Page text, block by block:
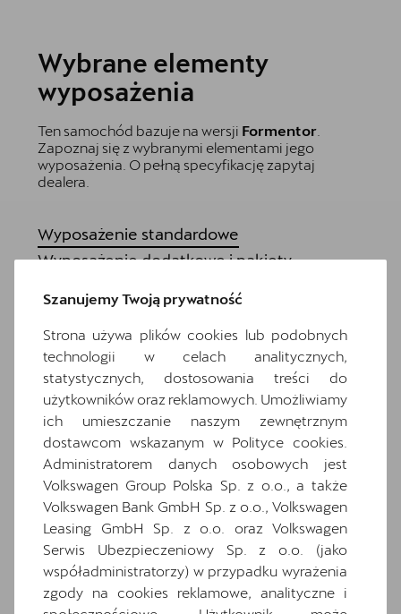
Wybrane elementy
wyposażenia
Ten samochód bazuje na wersji Formentor
Zapoznaj się z wybranymi elementami jego
wyposażenia. O pełną specyfikację zapytaj
dealera.
Wyposażenie standardowe
Wyposażenie dodatkowe i pakiety
kolorze srebrnym
6 głośników
7 poduszek powietrznych (2 przednie, 2
boczne, 2 kurtyny powietrzne, poduszka
centralna)
Awaryjne wspomaganie kierowaniem i
asystent skrętu
Czarna tapicerka Dinamica
Dwupoziomowa podłoga bagażnika
Gniazdo 12V z przodu i 230V w bagażniku
Hybrid drive system mHEV
Informacje o oponach
Komplet dywaników
Szanujemy Twoją prywatność
Strona używa plików cookies lub podobnych
technologii w celach analitycznych,
statystycznych, dostosowania treści do
użytkowników oraz reklamowych. Umożliwiamy
ich umieszczanie naszym zewnętrznym
dostawcom wskazanym w Polityce cookies.
Administratorem danych osobowych jest
Volkswagen Group Polska Sp. z o.o., a także
Volkswagen Bank GmbH Sp. z o.o., Volkswagen
Leasing GmbH Sp. z o.o. oraz Volkswagen
Serwis Ubezpieczeniowy Sp. z o.o. (jako
współadministratorzy) w przypadku wyrażenia
zgody na cookies reklamowe, analityczne i